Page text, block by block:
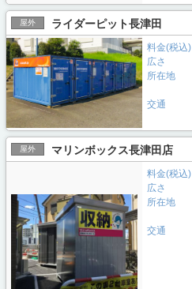
屋外 ライダーピット長津田
料金(税込)
広さ
所在地
交通
屋外 マリンボックス長津田店
料金(税込)
広さ
所在地
交通